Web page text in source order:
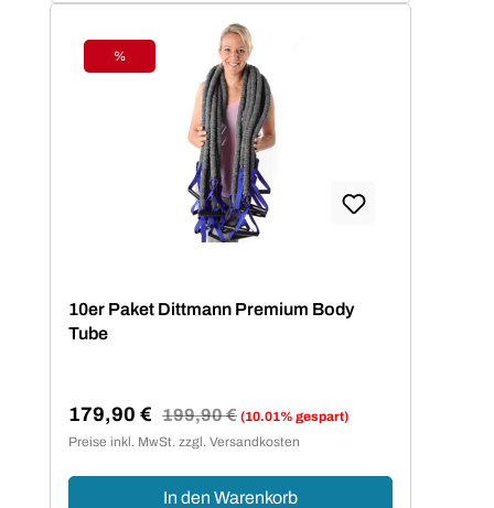
Rabatt
%
10er Paket Dittmann Premium Body
Tube
Verkaufspreis:
179,90 € Regulärer Preis:
199,90 € (10.01% gespart)
Preise inkl. MwSt. zzgl. Versandkosten
In den Warenkorb